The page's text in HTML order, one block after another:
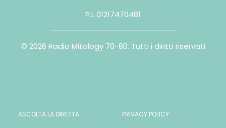
P.I. 01217470481
© 2026 Radio Mitology 70-80. Tutti i diritti riservati
ASCOLTA LA DIRETTA PRIVACY POLICY